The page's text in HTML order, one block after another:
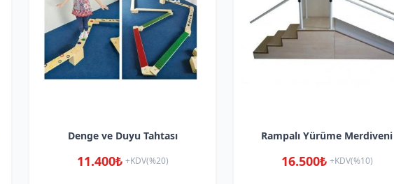
Denge ve Duyu Tahtası
11.400₺ +KDV(%20)
Rampalı Yürüme Merdiveni
16.500₺ +KDV(%10)